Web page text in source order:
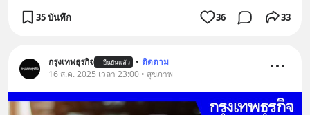
35 บันทึก 36 33
กรุงเทพธุรกิจ ยืนยันแล้ว • ติดตาม
16 ส.ค. 2025 เวลา 23:00 • สุขภาพ